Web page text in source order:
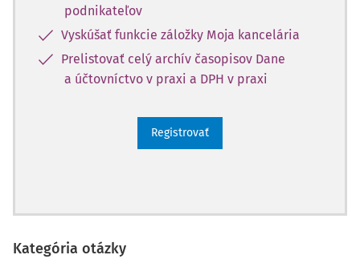
podnikateľov
Vyskúšať funkcie záložky Moja kancelária
Prelistovať celý archív časopisov Dane
a účtovníctvo v praxi a DPH v praxi
Registrovať
Kategória otázky